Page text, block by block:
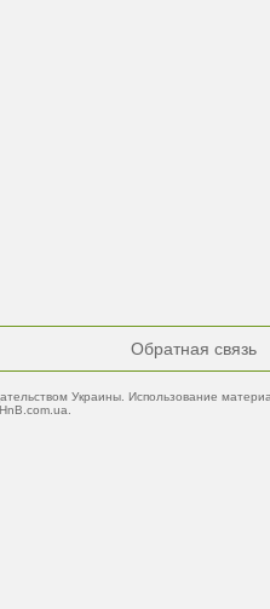
Обратная связь
Украины. Использование